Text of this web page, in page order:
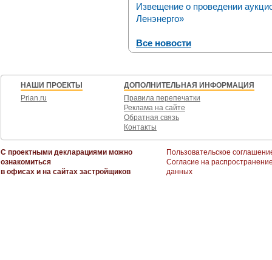
Извещение о проведении
Ленэнерго»
Все новости
НАШИ ПРОЕКТЫ
Prian.ru
ДОПОЛНИТЕЛЬНАЯ ИНФОРМАЦИЯ
Правила перепечатки
Реклама на сайте
Обратная связь
Контакты
С проектными декларациями можно
ознакомиться
в офисах и на сайтах застройщиков
Пользовательское
Согласие на
данных